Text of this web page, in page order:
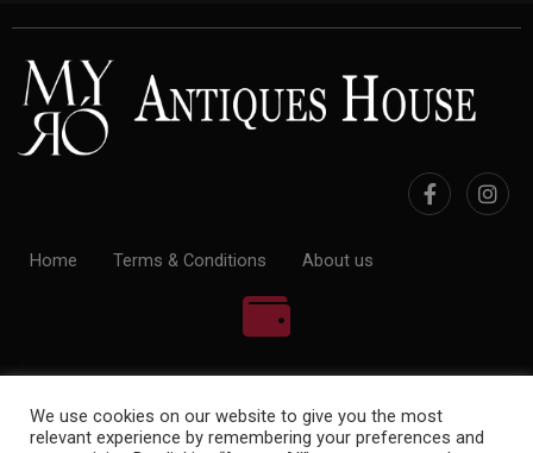
Home Terms & Conditions About us
We use cookies on our website to give you the most
relevant experience by remembering your preferences and